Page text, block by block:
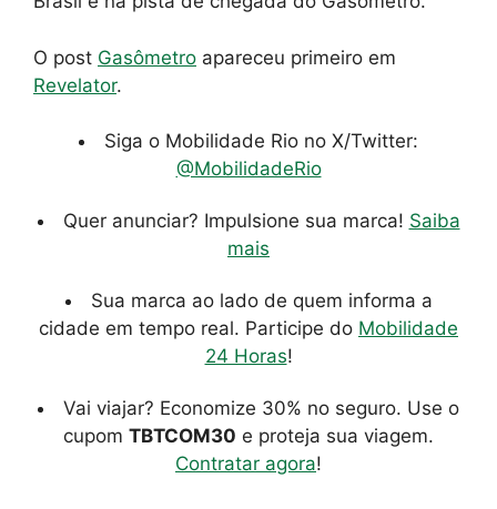
O post Gasômetro apareceu primeiro em
Revelator.
Siga o Mobilidade Rio no X/Twitter:
@MobilidadeRio
Quer anunciar? Impulsione sua marca! Saiba
mais
Sua marca ao lado de quem informa a
cidade em tempo real. Participe do Mobilidade
24 Horas!
Vai viajar? Economize 30% no seguro. Use o
cupom TBTCOM30 e proteja sua viagem.
Contratar agora!